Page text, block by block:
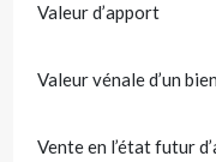
Valeur d’apport
Valeur vénale d’un bien
Vente en l’état futur